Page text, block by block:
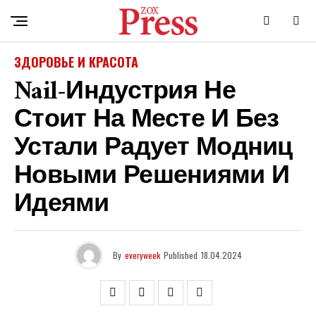
ЗДОРОВЬЕ И КРАСОТА
Nail-Индустрия Не
Стоит На Месте И Без
Устали Радует Модниц
Новыми Решениями И
Идеями
By everyweek Published 18.04.2024